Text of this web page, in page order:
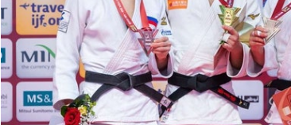
楊勇緯現時是男子60公斤級別世界排名第一。（世界柔道聯盟）
楊勇緯舉出電影《蜘蛛俠》作例，指除了認
笑說已經把「蜘蛛俠」當成偶像，「英雄一定